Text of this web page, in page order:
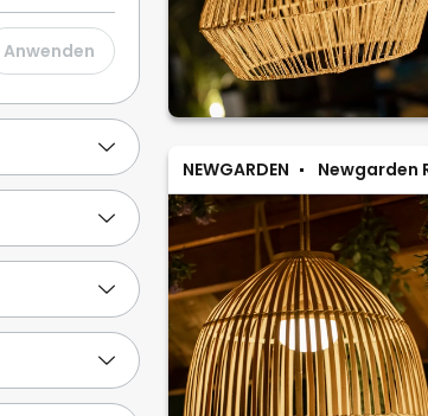
NEWGARDEN Newgarden
Anwenden